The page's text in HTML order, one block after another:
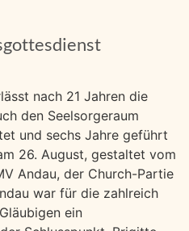
nach 21 Jahren die
den Seelsorgeraum
und sechs Jahre geführt
26. August, gestaltet vom
Andau, der Church-Partie
war für die zahlreich
ein